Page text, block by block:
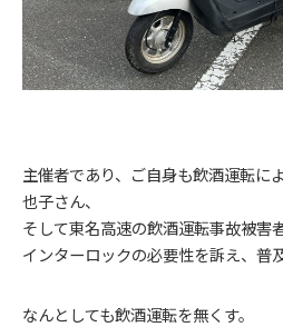
主催者であり、ご自身も飲酒運転に
也子さん、
そして東名高速の飲酒運転事故被害
インターロックの必要性を訴え、普
なんとしても飲酒運転を無くす。